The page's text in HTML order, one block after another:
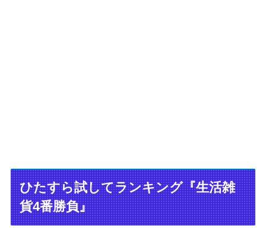
ひたすら試してランキング『生活雑
貨4番勝負』